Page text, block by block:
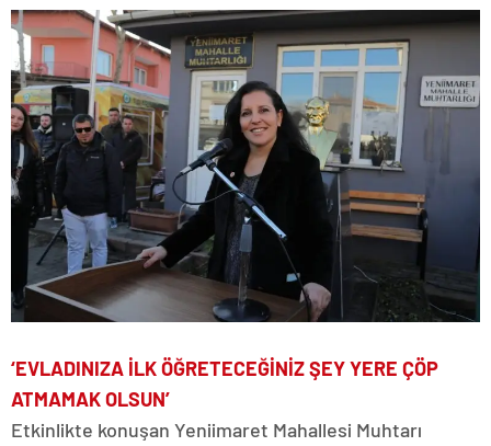
‘EVLADINIZA İLK ÖĞRETECEĞİNİZ ŞEY YERE ÇÖP
ATMAMAK OLSUN’
Etkinlikte konuşan Yeniimaret Mahallesi Muhtarı